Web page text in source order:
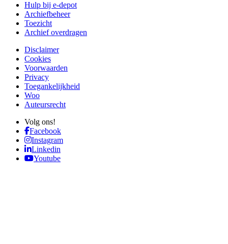
Hulp bij e-depot
Archiefbeheer
Toezicht
Archief overdragen
Disclaimer
Cookies
Voorwaarden
Privacy
Toegankelijkheid
Woo
Auteursrecht
Volg ons!
Facebook
Instagram
Linkedin
Youtube